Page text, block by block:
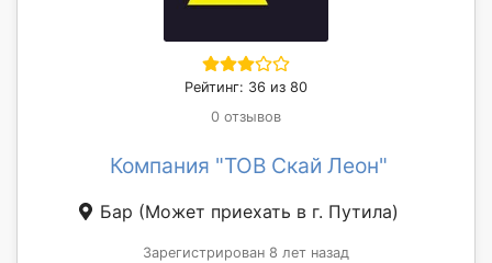
Рейтинг: 36 из 80
0 отзывов
Компания "ТОВ Скай Леон"
Бар (Может приехать в г. Путила)
Зарегистрирован 8 лет назад